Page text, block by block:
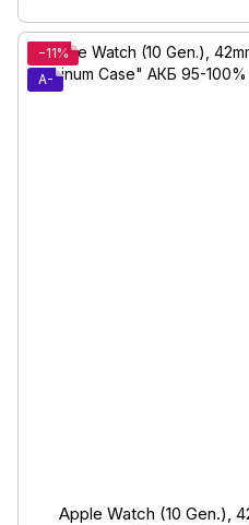
−11%
A-
Apple Watch (10 Gen.),